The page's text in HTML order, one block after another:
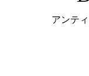
アンテ